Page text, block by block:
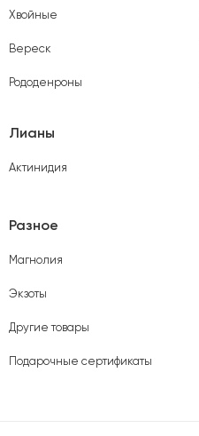
Хвойные
Вереск
Рододенроны
Лианы
Актинидия
Разное
Магнолия
Экзоты
Другие товары
Подарочные сертификаты